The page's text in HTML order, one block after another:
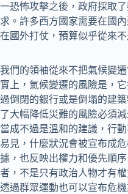
一恐怖攻擊之後，政府採取
求。許多西方國家需要在國
在國外打仗，預算似乎從來不
我們的領袖從來不把氣候變
實上，氣候變遷的風險是，
過倒閉的銀行或是倒塌的建
了大幅降低災難的風險必須
當成不過是溫和的建議，行
易見，什麼狀況會被宣布成
據，也反映出權力和優先順
者，不是只有政治人物才有
透過群眾運動也可以宣布危機